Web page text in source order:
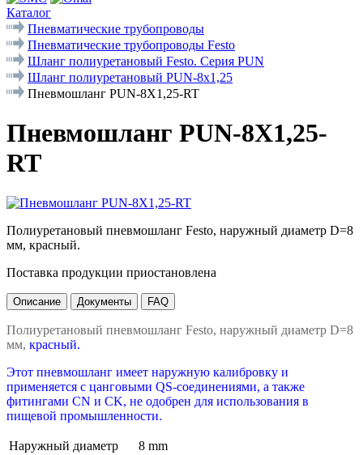
Каталог
Пневматические трубопроводы
Пневматические трубопроводы Festo
Шланг полиуретановый Festo. Серия PUN
Шланг полиуретановый PUN-8x1,25
Пневмошланг PUN-8X1,25-RT
Пневмошланг PUN-8X1,25-
RT
Полиуретановый пневмошланг Festo, наружный диаметр D=8
мм, красный.
Поставка продукции приостановлена
Описание Документы FAQ
Полиуретановый пневмошланг Festo, наружный диаметр D=8
мм, красный.
Этот пневмошланг имеет наружную калибровку и
применяется с цанговыми QS-соединениями, а также
фитингами CN и CK, не одобрен для использования в
пищевой промышленности.
Наружный диаметр
8 mm